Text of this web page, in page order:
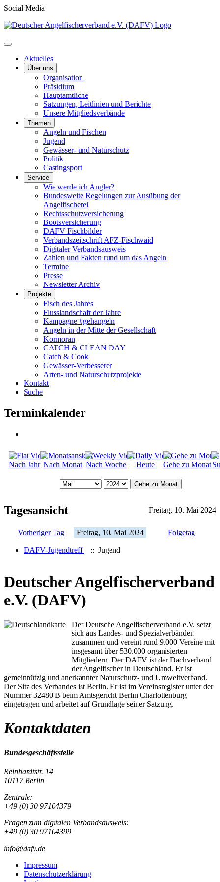
Social Media
Aktuelles
Über uns
Organisation
Präsidium
Hauptamtliche
Satzungen, Leitlinien und Berichte
Unsere Mitgliedsverbände
Themen
Angeln und Fischen
Jugend
Gewässer- und Naturschutz
Politik
Castingsport
Service
Wie werde ich Angler?
Bundesweite Regelungen zur Ausübung der
Angelfischerei
Rechtsschutzversicherung
Bootsversicherung
DAFV Fischbilder
Verbandszeitschrift AFZ-Fischwaid
Digitaler Verbandsausweis
Zahlen und Fakten rund um das Angeln
Termine
Presse
Newsletter Archiv
Projekte
Fisch des Jahres
Flusslandschaft der Jahre
Kampagne #gehangeln
Angeln in der Mitte der Gesellschaft
Kormoran
CATCH & CLEAN DAY
Catch & Cook
Gewässer-Verbesserer
Arten- und Naturschutzprojekte
Kontakt
Suche
Terminkalender
Nach Jahr Nach Monat Nach Woche Heute Gehe zu Monat
Gehe zu Monat
Tagesansicht Freitag, 10. Mai 2024
Vorheriger Tag Freitag, 10. Mai 2024 Folgetag
DAFV-Jugendtreff :: Jugend
Deutscher Angelfischerverband
e.V. (DAFV)
Der Deutsche Angelfischerverband e.V. setzt
sich aus Landes- und Spezialverbänden
zusammen und vereint rund 9.000 Vereine mit
insgesamt über 530.000 organisierten
Mitgliedern. Der DAFV ist der Dachverband
der Angelfischer in Deutschland. Er ist
gemeinnützig und anerkannter Naturschutz- und Umweltverband.
Der Sitz des Verbandes ist Berlin. Er ist im Vereinsregister unter der
Nummer 32480 B beim Amtsgericht Berlin Charlottenburg
eingetragen und arbeitet auf Grundlage seiner Satzung.
Kontaktdaten
Bundesgeschäftsstelle
Reinhardtstr. 14
10117 Berlin
Zentrale:
+49 (0) 30 97104379
Fragen zum digitalen Verbandsausweis:
+49 (0) 30 97104399
info@dafv.de
Impressum
Datenschutzerklärung